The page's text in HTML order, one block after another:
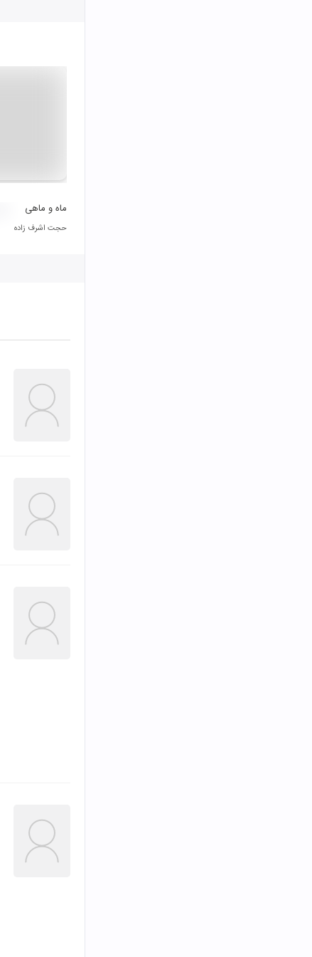
ماه و ماهی
حجت اشرف زاده